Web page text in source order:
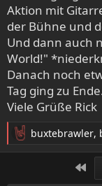
Aktion mit
der Bühne und
Und dann auch
World!"
Danach noch
Tag ging zu
Viele Grüße Rick
R
e
buxtebrawler,